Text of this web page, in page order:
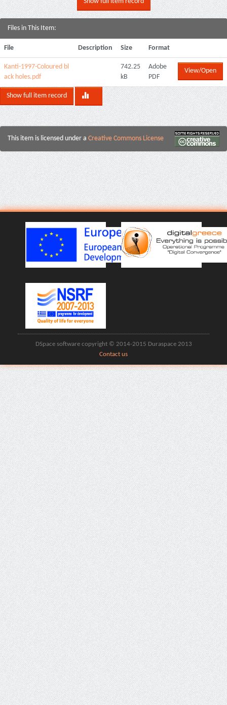
Files in This Item:
File Description Size Format
Kanti-1997-Coloured bl
ack holes.pdf
742.25
kB
Adobe
PDF
View/Open
Show full item record
This item is licensed under a Creative Commons License
DSpace software copyright © 2014-2015 Duraspace 2013
Contact us